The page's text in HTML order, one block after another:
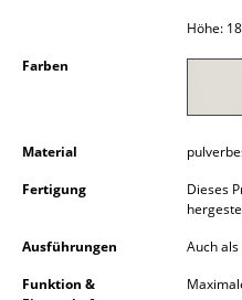
Stehleuchten &
Bodenleuchten
Outdoor-Leuchten
Höhe:
Farben
Material
Fertigung
Dieses
Ausführungen
Auch als
Funktion &